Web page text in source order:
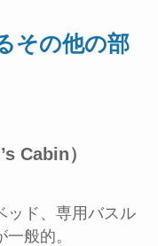
その他の部
Cabin）
ッド、専用バスル
般的。